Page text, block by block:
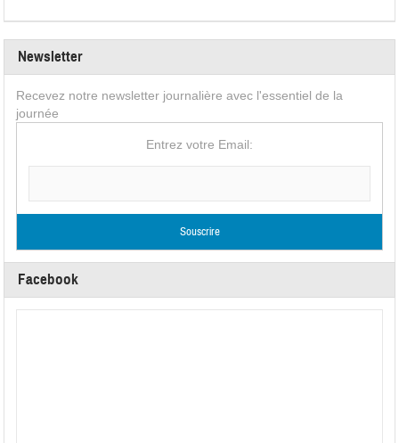
Newsletter
Recevez notre newsletter journalière avec l'essentiel de la
journée
Entrez votre Email:
Facebook